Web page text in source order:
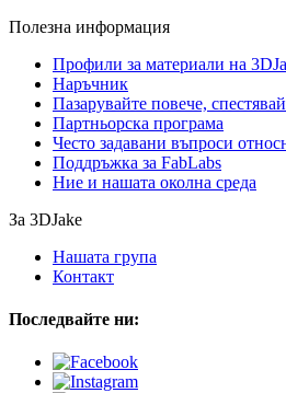
Полезна информация
Профили за материали на
Наръчник
Пазарувайте повече,
Партньорска програма
Често задавани въпроси
Поддръжка за FabLabs
Ние и нашата околна среда
За 3DJake
Нашата група
Контакт
Последвайте ни: